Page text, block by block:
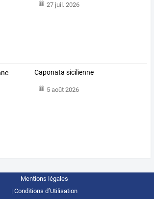
27 juil. 2026
Caponata sicilienne
5 août 2026
Mentions légales
Conditions d’Utilisation